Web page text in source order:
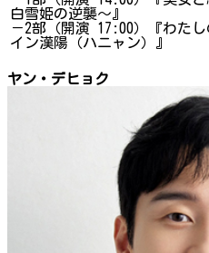
白雪姫の逆襲～』
－2部（開演 17:00）『わた
イン漢陽（ハニャン）』
ヤン・デヒョク